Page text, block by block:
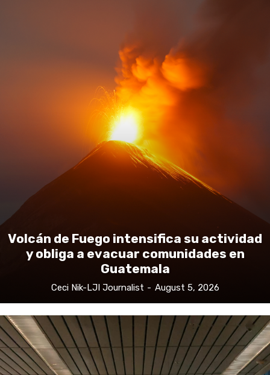
Volcán de Fuego intensifica su actividad
y obliga a evacuar comunidades en
Guatemala
August 5, 2026